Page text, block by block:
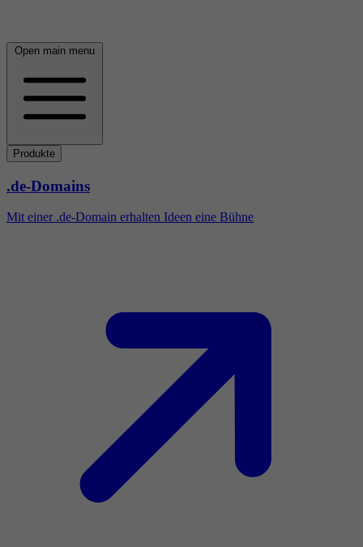
Open main menu
Produkte
.de-Domains
Mit einer .de-Domain erhalten Ideen eine Bühne